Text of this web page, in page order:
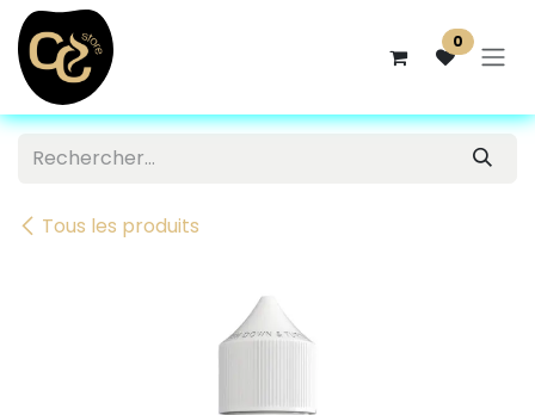
Se rendre au contenu
0
Tous les produits